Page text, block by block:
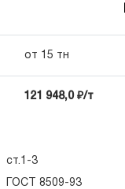
от 15 тн
121 948,0 ₽/т
ст.1-3
ГОСТ 8509-93